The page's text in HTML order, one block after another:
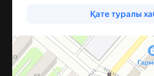
Костанай
Улица Пушкина, 59А — Яндекс Карты